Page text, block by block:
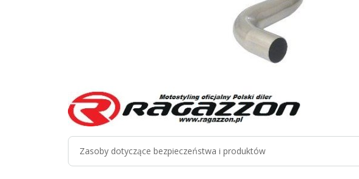
Zasoby dotyczące bezpieczeństwa i produktów